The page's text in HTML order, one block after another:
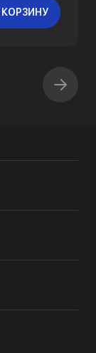
КОРЗИНУ